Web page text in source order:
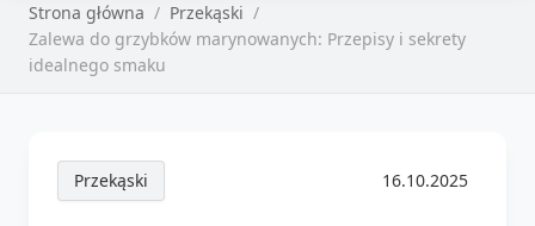
Strona główna
Przekąski
Zalewa do grzybków marynowanych: Przepisy i sekrety
idealnego smaku
Przekąski 16.10.2025